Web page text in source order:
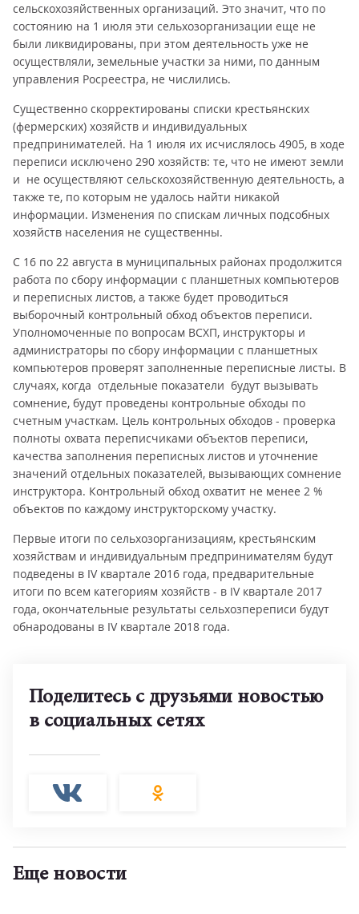
сельскохозяйственных организаций. Это значит, что по
состоянию на 1 июля эти сельхозорганизации еще не
были ликвидированы, при этом деятельность уже не
осуществляли, земельные участки за ними, по данным
управления Росреестра, не числились.
Существенно скорректированы списки крестьянских
(фермерских) хозяйств и индивидуальных
предпринимателей. На 1 июля их исчислялось 4905, в ходе
переписи исключено 290 хозяйств: те, что не имеют земли
и не осуществляют сельскохозяйственную деятельность, а
также те, по которым не удалось найти никакой
информации. Изменения по спискам личных подсобных
хозяйств населения не существенны.
С 16 по 22 августа в муниципальных районах продолжится
работа по сбору информации с планшетных компьютеров
и переписных листов, а также будет проводиться
выборочный контрольный обход объектов переписи.
Уполномоченные по вопросам ВСХП, инструкторы и
администраторы по сбору информации с планшетных
компьютеров проверят заполненные переписные листы. В
случаях, когда отдельные показатели будут вызывать
сомнение, будут проведены контрольные обходы по
счетным участкам. Цель контрольных обходов - проверка
полноты охвата переписчиками объектов переписи,
качества заполнения переписных листов и уточнение
значений отдельных показателей, вызывающих сомнение
инструктора. Контрольный обход охватит не менее 2 %
объектов по каждому инструкторскому участку.
Первые итоги по сельхозорганизациям, крестьянским
хозяйствам и индивидуальным предпринимателям будут
подведены в IV квартале 2016 года, предварительные
итоги по всем категориям хозяйств - в IV квартале 2017
года, окончательные результаты сельхозпереписи будут
обнародованы в IV квартале 2018 года.
Поделитесь с друзьями новостью
в социальных сетях
Еще новости